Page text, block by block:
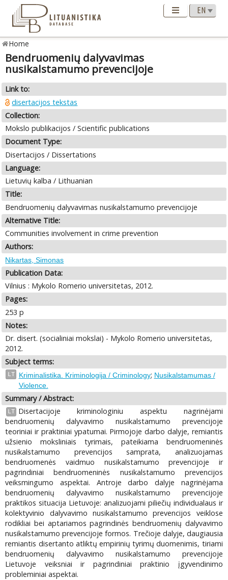
Home
Bendruomenių dalyvavimas
nusikalstamumo prevencijoje
Link to:
disertacijos tekstas
Collection:
Mokslo publikacijos / Scientific publications
Document Type:
Disertacijos / Dissertations
Language:
Lietuvių kalba / Lithuanian
Title:
Bendruomenių dalyvavimas nusikalstamumo prevencijoje
Alternative Title:
Communities involvement in crime prevention
Authors:
Nikartas, Simonas
Publication Data:
Vilnius : Mykolo Romerio universitetas, 2012.
Pages:
253 p
Notes:
Dr. disert. (socialiniai mokslai) - Mykolo Romerio universitetas,
2012.
Subject terms:
LT Kriminalistika. Kriminologija / Criminology; Nusikalstamumas /
Violence.
Summary / Abstract:
LT
Disertacijoje kriminologiniu aspektu nagrinėjami
bendruomenių dalyvavimo nusikalstamumo prevencijoje
teoriniai ir praktiniai ypatumai. Pirmojoje darbo dalyje, remiantis
užsienio moksliniais tyrimais, pateikiama bendruomeninės
nusikalstamumo prevencijos samprata, analizuojamas
bendruomenės vaidmuo nusikalstamumo prevencijoje ir
pagrindiniai bendruomeninės nusikalstamumo prevencijos
veiksmingumo aspektai. Antroje darbo dalyje nagrinėjama
bendruomenių dalyvavimo nusikalstamumo prevencijoje
praktikos situacija Lietuvoje: analizuojami piliečių individualaus ir
kolektyvinio dalyvavimo nusikalstamumo prevencijos veiklose
rodikliai bei aptariamos pagrindinės bendruomenių dalyvavimo
nusikalstamumo prevencijoje formos. Trečioje dalyje, daugiausia
remiantis disertanto atliktų empirinių tyrimų duomenimis, tiriami
bendruomenių dalyvavimo nusikalstamumo prevencijoje
Lietuvoje veiksniai ir pagrindiniai praktinio įgyvendinimo
probleminiai aspektai.